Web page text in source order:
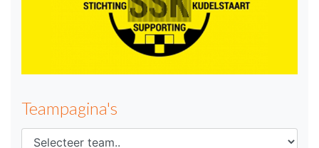
Teampagina's